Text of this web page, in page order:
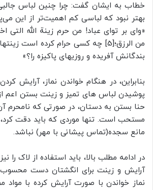
خطاب به ایشان گفت: چرا چنین لباس
بهتر نبود که لباسی کم اهمیت‌تر از این
«وای بر تو‌ای عباد! من حرم زینة الله التی
من الرزق؛[5] چه کسی حرام کرده است
بندگانش آفریده و روزیهای پاکیزه را؟»
بنابراین، در هنگام خواندن نماز، آرایش
پوشیدن لباس های تمیز و زینت بستن اعم
حنا بستن به دستان، در صورتی که نامحرم آن
مستحب است. تنها موردی که باید دقت
مانع سجده(تماس پیشانی با مهر) نباشد.
در ادامه مطلب بالا، باید استفاده از لاک را
آرایش و زینت برای انگشتان دست
نماز خواندن با صورت آرایش کرده با مواد